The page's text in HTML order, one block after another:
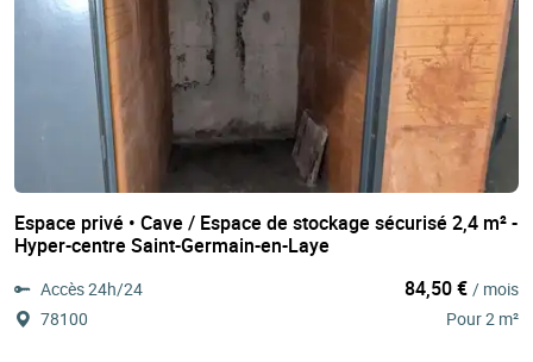
Espace privé • Cave / Espace de stockage sécurisé 2,4 m² -
Hyper-centre Saint-Germain-en-Laye
Accès 24h/24
78100
84,50 € / mois
Pour 2 m²